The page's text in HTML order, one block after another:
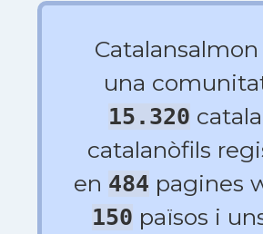
una
15.320
catalanòfils
en 484 pagines
150 països i